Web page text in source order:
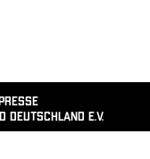
Deutschland e.V.